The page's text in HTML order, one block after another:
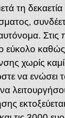
τη
Στις
εύκολο
χωρίς
να ενώσει